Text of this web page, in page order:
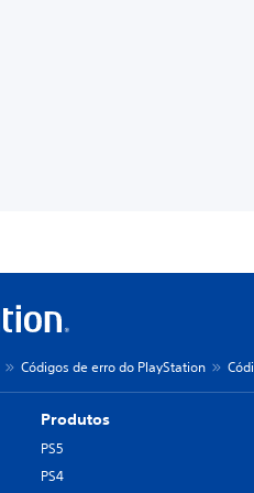
Códigos de erro do PlayStation
Produtos
PS5
PS4